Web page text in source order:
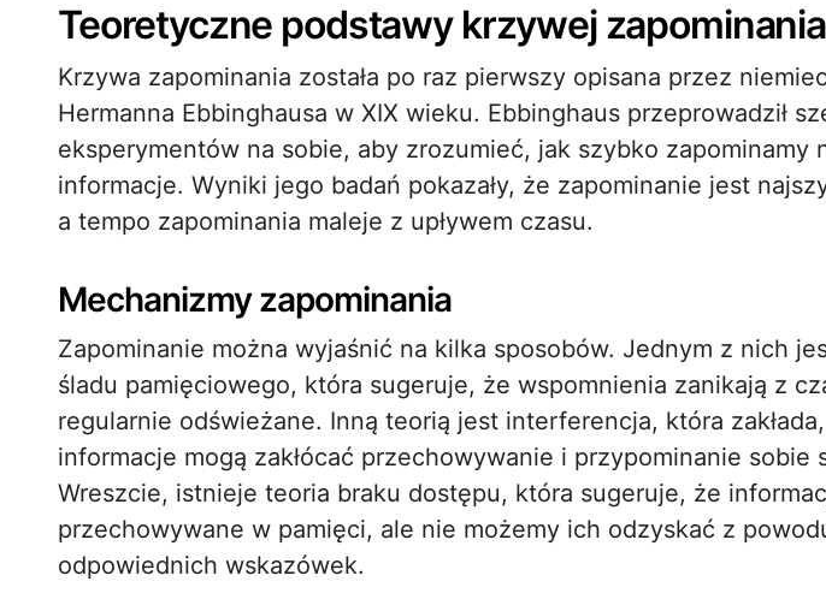
Teoretyczne podstawy krzywej zapominania
Krzywa zapominania została po raz pierwszy opisana przez
Hermanna Ebbinghausa w XIX wieku. Ebbinghaus przeprowadził
eksperymentów na sobie, aby zrozumieć, jak szybko zapominamy
informacje. Wyniki jego badań pokazały, że zapominanie jest
a tempo zapominania maleje z upływem czasu.
Mechanizmy zapominania
Zapominanie można wyjaśnić na kilka sposobów. Jednym z nich
śladu pamięciowego, która sugeruje, że wspomnienia zanikają z
regularnie odświeżane. Inną teorią jest interferencja, która
informacje mogą zakłócać przechowywanie i przypominanie sobie
Wreszcie, istnieje teoria braku dostępu, która sugeruje, że
przechowywane w pamięci, ale nie możemy ich odzyskać z
odpowiednich wskazówek.